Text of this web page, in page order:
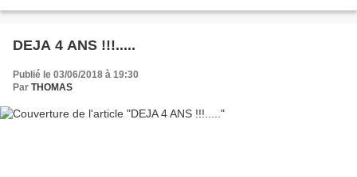
DEJA 4 ANS !!!.....
Publié le 03/06/2018 à 19:30
Par THOMAS